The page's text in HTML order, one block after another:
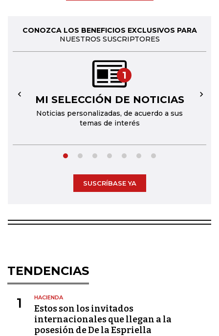
CONOZCA LOS BENEFICIOS EXCLUSIVOS PARA
NUESTROS SUSCRIPTORES
1
MI SELECCIÓN DE NOTICIAS
Noticias personalizadas, de acuerdo a sus
temas de interés
← →
SUSCRÍBASE YA
TENDENCIAS
1 HACIENDA
Estos son los invitados
internacionales que llegan a la
posesión de De la Espriella